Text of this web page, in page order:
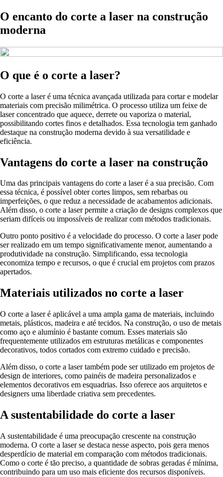
O encanto do corte a laser na construção
moderna
O que é o corte a laser?
O corte a laser é uma técnica avançada utilizada para cortar e modelar
materiais com precisão milimétrica. O processo utiliza um feixe de
laser concentrado que aquece, derrete ou vaporiza o material,
possibilitando cortes finos e detalhados. Essa tecnologia tem ganhado
destaque na construção moderna devido à sua versatilidade e
eficiência.
Vantagens do corte a laser na construção
Uma das principais vantagens do corte a laser é a sua precisão. Com
essa técnica, é possível obter cortes limpos, sem rebarbas ou
imperfeições, o que reduz a necessidade de acabamentos adicionais.
Além disso, o corte a laser permite a criação de designs complexos que
seriam difíceis ou impossíveis de realizar com métodos tradicionais.
Outro ponto positivo é a velocidade do processo. O corte a laser pode
ser realizado em um tempo significativamente menor, aumentando a
produtividade na construção. Simplificando, essa tecnologia
economiza tempo e recursos, o que é crucial em projetos com prazos
apertados.
Materiais utilizados no corte a laser
O corte a laser é aplicável a uma ampla gama de materiais, incluindo
metais, plásticos, madeira e até tecidos. Na construção, o uso de metais
como aço e alumínio é bastante comum. Esses materiais são
frequentemente utilizados em estruturas metálicas e componentes
decorativos, todos cortados com extremo cuidado e precisão.
Além disso, o corte a laser também pode ser utilizado em projetos de
design de interiores, como painéis de madeira personalizados e
elementos decorativos em esquadrias. Isso oferece aos arquitetos e
designers uma liberdade criativa sem precedentes.
A sustentabilidade do corte a laser
A sustentabilidade é uma preocupação crescente na construção
moderna. O corte a laser se destaca nesse aspecto, pois gera menos
desperdício de material em comparação com métodos tradicionais.
Como o corte é tão preciso, a quantidade de sobras geradas é mínima,
contribuindo para um uso mais eficiente dos recursos disponíveis.